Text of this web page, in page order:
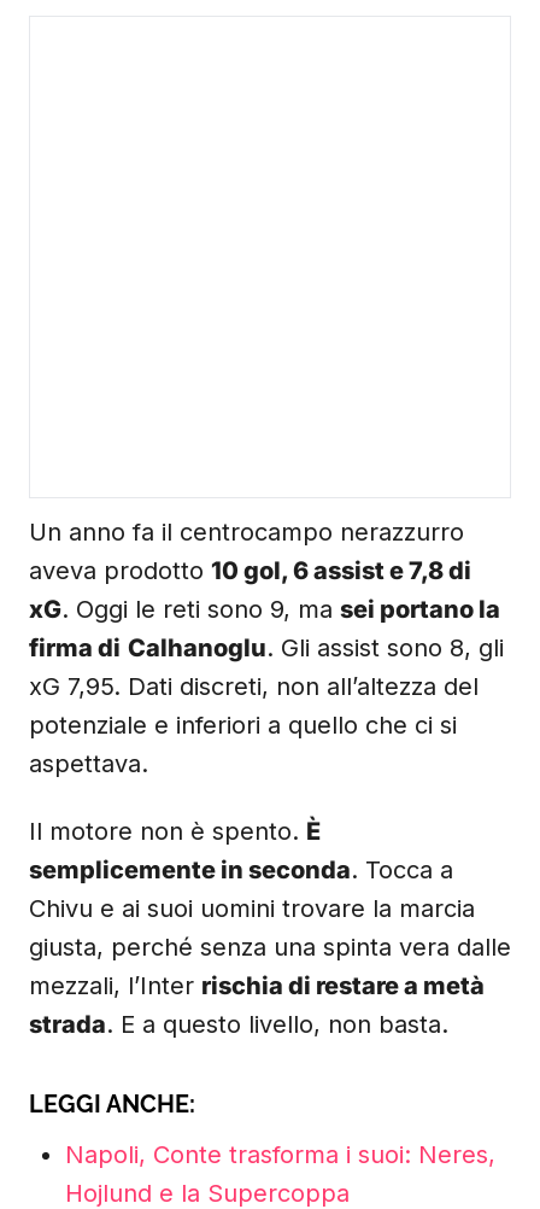
Un anno fa il centrocampo nerazzurro
aveva prodotto 10 gol, 6 assist e 7,8 di
xG. Oggi le reti sono 9, ma sei portano la
firma di Calhanoglu. Gli assist sono 8, gli
xG 7,95. Dati discreti, non all’altezza del
potenziale e inferiori a quello che ci si
aspettava.
Il motore non è spento. È
semplicemente in seconda. Tocca a
Chivu e ai suoi uomini trovare la marcia
giusta, perché senza una spinta vera dalle
mezzali, l’Inter rischia di restare a metà
strada. E a questo livello, non basta.
LEGGI ANCHE:
Napoli, Conte trasforma i suoi: Neres,
Hojlund e la Supercoppa